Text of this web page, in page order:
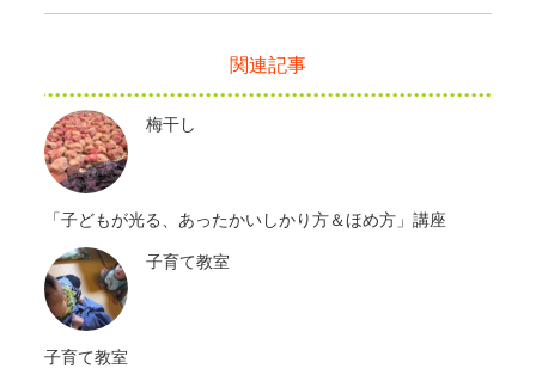
関連記事
梅干し
「子どもが光る、あったかいしかり方＆ほめ方」講座
子育て教室
子育て教室